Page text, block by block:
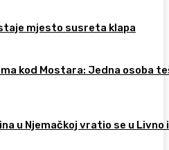
mjesto susreta klapa
kod Mostara: Jedna osoba
u Njemačkoj vratio se u Livno i